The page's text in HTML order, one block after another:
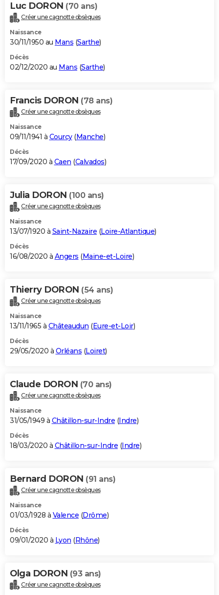
Luc DORON (70 ans)
Créer une cagnotte obsèques
Naissance
30/11/1950 au Mans (Sarthe)
Décès
02/12/2020 au Mans (Sarthe)
Francis DORON (78 ans)
Créer une cagnotte obsèques
Naissance
09/11/1941 à Courcy(Manche)
Décès
17/09/2020 à Caen (Calvados)
Julia DORON (100 ans)
Créer une cagnotte obsèques
Naissance
13/07/1920 à Saint-Nazaire (Loire-Atlantique)
Décès
16/08/2020 à Angers (Maine-et-Loire)
Thierry DORON (54 ans)
Créer une cagnotte obsèques
Naissance
13/11/1965 à Châteaudun (Eure-et-Loir)
Décès
29/05/2020 à Orléans (Loiret)
Claude DORON (70 ans)
Créer une cagnotte obsèques
Naissance
31/05/1949 à Châtillon-sur-Indre (Indre)
Décès
18/03/2020 à Châtillon-sur-Indre (Indre)
Bernard DORON (91 ans)
Créer une cagnotte obsèques
Naissance
01/03/1928 à Valence (Drôme)
Décès
09/01/2020 à Lyon (Rhône)
Olga DORON (93 ans)
Créer une cagnotte obsèques